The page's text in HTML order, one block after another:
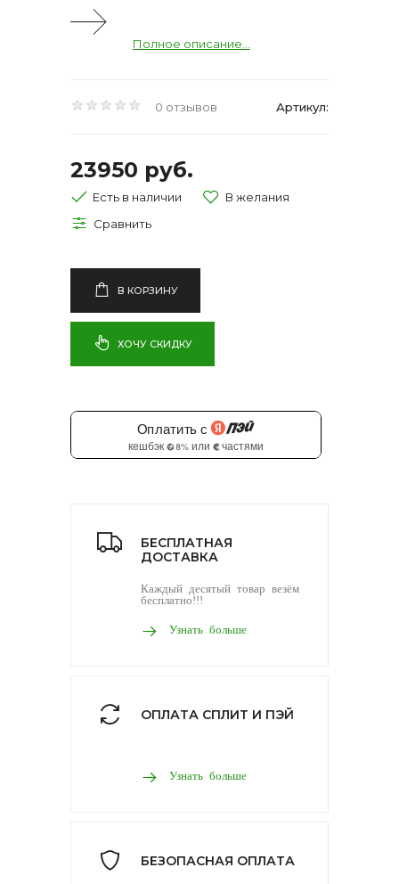
Полное описание...
0 отзывов Артикул:
23950 руб.
Есть в наличии
В КОРЗИНУ
ХОЧУ СКИДКУ
БЕСПЛАТНАЯ
ДОСТАВКА
Каждый десятый товар везём
бесплатно!!!
Узнать больше
ОПЛАТА СПЛИТ И ПЭЙ
Узнать больше
БЕЗОПАСНАЯ ОПЛАТА